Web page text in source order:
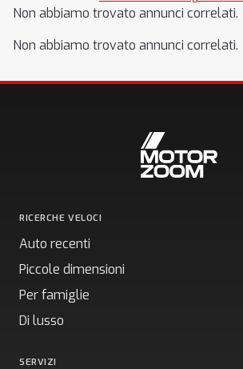
Non abbiamo trovato annunci correlati.
Non abbiamo trovato annunci correlati.
RICERCHE VELOCI
Auto recenti
Piccole dimensioni
Per famiglie
Di lusso
SERVIZI